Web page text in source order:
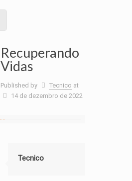
Recuperando
Vidas
Published by Tecnico at
14 de dezembro de 2022
Tecnico